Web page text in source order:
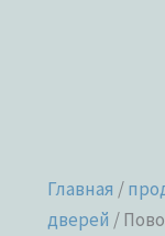
Главная /
дверей /